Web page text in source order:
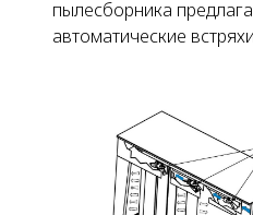
пылесборника
автоматические